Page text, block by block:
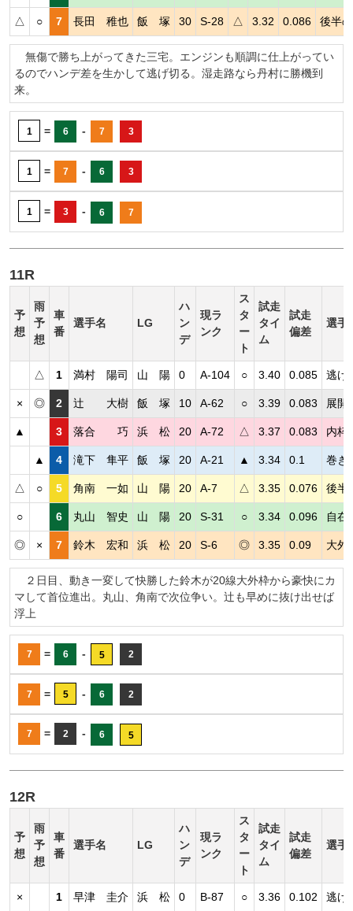
△ ○ 7 長田 稚也 飯 塚 30 S-28 △ 3.32 0.086 後半
無傷で勝ち上がってきた三宅。エンジンも順調に仕上がってい
るのでハンデ差を生かして逃げ切る。湿走路なら丹村に勝機到
来。
1 = 6 - 7 3
1 = 7 - 6 3
1 = 3 - 6 7
11R
予
想
雨
予
想
車
番
選手名 LG
ハ
ン
デ
現ラ
ンク
ス
タ
ー
ト
試走
タイ
ム
試走
偏差
選手
△ 1 満村 陽司 山 陽 0 A-104 ○ 3.40 0.085 逃げ
× ◎ 2 辻 大樹 飯 塚 10 A-62 ○ 3.39 0.083 展開
▲ 3 落合 巧 浜 松 20 A-72 △ 3.37 0.083 内枠
▲ 4 滝下 隼平 飯 塚 20 A-21 ▲ 3.34 0.1 巻き
△ ○ 5 角南 一如 山 陽 20 A-7 △ 3.35 0.076 後半
○ 6 丸山 智史 山 陽 20 S-31 ○ 3.34 0.096 自在
◎ × 7 鈴木 宏和 浜 松 20 S-6 ◎ 3.35 0.09 大外
２日目、動き一変して快勝した鈴木が20線大外枠から豪快にカ
マして首位進出。丸山、角南で次位争い。辻も早めに抜け出せば
浮上
7 = 6 - 5 2
7 = 5 - 6 2
7 = 2 - 6 5
12R
予
想
雨
予
想
車
番
選手名 LG
ハ
ン
デ
現ラ
ンク
ス
タ
ー
ト
試走
タイ
ム
試走
偏差
選手
× 1 早津 圭介 浜 松 0 B-87 ○ 3.36 0.102 逃げ